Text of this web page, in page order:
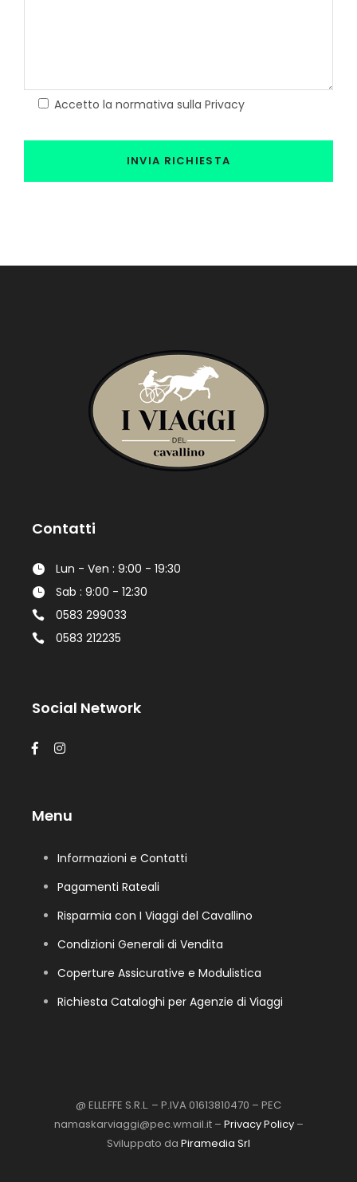
Accetto la normativa sulla Privacy
Contatti
Lun - Ven : 9:00 - 19:30
Sab : 9:00 - 12:30
0583 299033
0583 212235
Social Network
Menu
Informazioni e Contatti
Pagamenti Rateali
Risparmia con I Viaggi del Cavallino
Condizioni Generali di Vendita
Coperture Assicurative e Modulistica
Richiesta Cataloghi per Agenzie di Viaggi
@ ELLEFFE S.R.L. – P.IVA 01613810470 – PEC
namaskarviaggi@pec.wmail.it – Privacy Policy–
Sviluppato da Piramedia Srl